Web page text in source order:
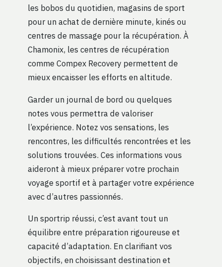
les bobos du quotidien, magasins de sport
pour un achat de dernière minute, kinés ou
centres de massage pour la récupération. À
Chamonix, les centres de récupération
comme Compex Recovery permettent de
mieux encaisser les efforts en altitude.
Garder un journal de bord ou quelques
notes vous permettra de valoriser
l’expérience. Notez vos sensations, les
rencontres, les difficultés rencontrées et les
solutions trouvées. Ces informations vous
aideront à mieux préparer votre prochain
voyage sportif et à partager votre expérience
avec d’autres passionnés.
Un sportrip réussi, c’est avant tout un
équilibre entre préparation rigoureuse et
capacité d’adaptation. En clarifiant vos
objectifs, en choisissant destination et